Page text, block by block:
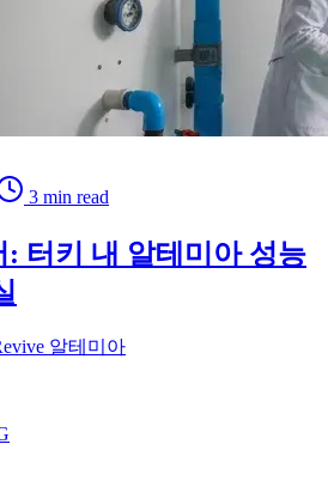
3 min read
터키 내 알테미아 성능
알테미아